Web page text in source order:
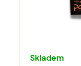
Skladem